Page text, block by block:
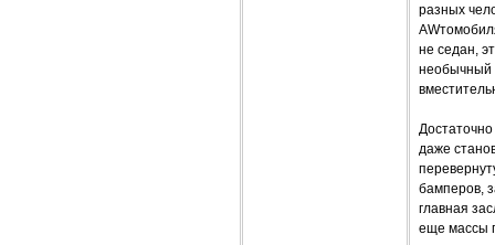
разных
не седан,
необычный
даже
бамперов,
главная
еще массы